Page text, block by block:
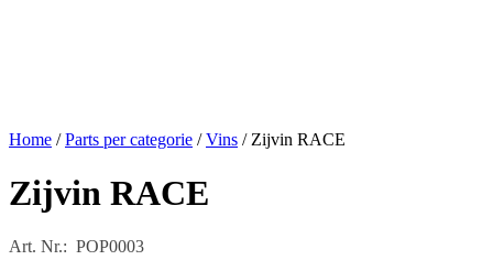
Home /Parts per categorie /Vins / Zijvin RACE
Zijvin RACE
Art. Nr.: POP0003